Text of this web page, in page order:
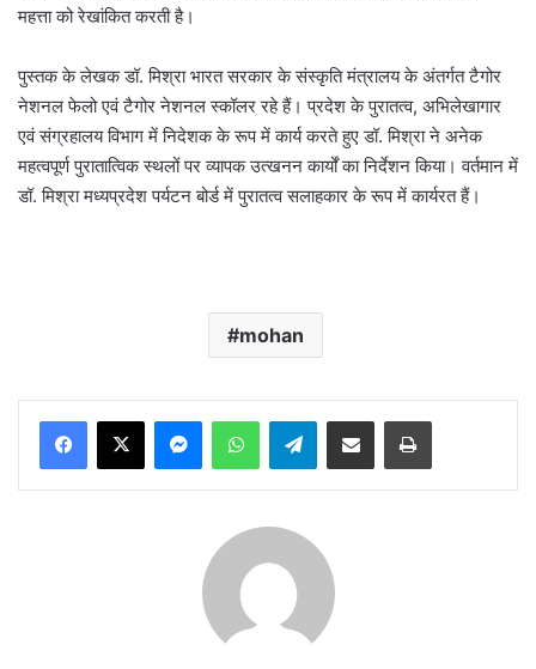
महत्ता को रेखांकित करती है।
पुस्तक के लेखक डॉ. मिश्रा भारत सरकार के संस्कृति मंत्रालय के अंतर्गत टैगोर
नेशनल फेलो एवं टैगोर नेशनल स्कॉलर रहे हैं। प्रदेश के पुरातत्व, अभिलेखागार
एवं संग्रहालय विभाग में निदेशक के रूप में कार्य करते हुए डॉ. मिश्रा ने अनेक
महत्वपूर्ण पुरातात्विक स्थलों पर व्यापक उत्खनन कार्यों का निर्देशन किया। वर्तमान में
डॉ. मिश्रा मध्यप्रदेश पर्यटन बोर्ड में पुरातत्व सलाहकार के रूप में कार्यरत हैं।
mohan
MessengerWhatsAppTelegramShare via Email Print